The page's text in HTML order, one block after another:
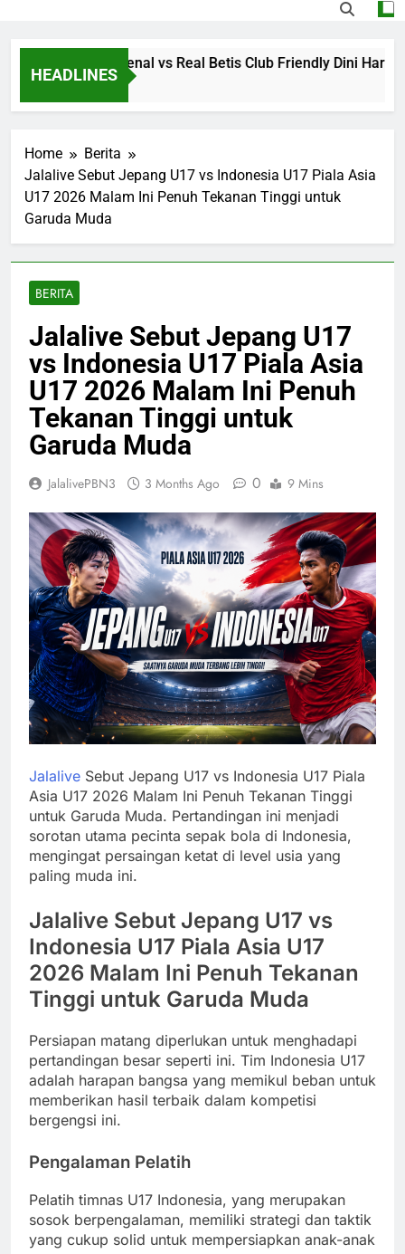
HEADLINES
Streaming Arsenal vs Real Betis Club Friendly Dini Hari Ini
Home
Berita
Jalalive Sebut Jepang U17 vs Indonesia U17 Piala Asia
U17 2026 Malam Ini Penuh Tekanan Tinggi untuk
Garuda Muda
BERITA
Jalalive Sebut Jepang U17
vs Indonesia U17 Piala Asia
U17 2026 Malam Ini Penuh
Tekanan Tinggi untuk
Garuda Muda
JalalivePBN3 3 Months Ago 0 9 Mins
Jalalive Sebut Jepang U17 vs Indonesia U17 Piala
Asia U17 2026 Malam Ini Penuh Tekanan Tinggi
untuk Garuda Muda. Pertandingan ini menjadi
sorotan utama pecinta sepak bola di Indonesia,
mengingat persaingan ketat di level usia yang
paling muda ini.
Jalalive Sebut Jepang U17 vs
Indonesia U17 Piala Asia U17
2026 Malam Ini Penuh Tekanan
Tinggi untuk Garuda Muda
Persiapan matang diperlukan untuk menghadapi
pertandingan besar seperti ini. Tim Indonesia U17
adalah harapan bangsa yang memikul beban untuk
memberikan hasil terbaik dalam kompetisi
bergengsi ini.
Pengalaman Pelatih
Pelatih timnas U17 Indonesia, yang merupakan
sosok berpengalaman, memiliki strategi dan taktik
yang cukup solid untuk mempersiapkan anak-anak